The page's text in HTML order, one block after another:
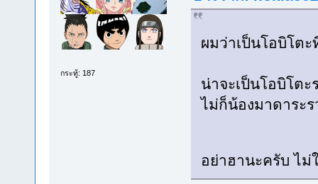
กระทู้: 187
ผมว่าเป็นโอบิโต
น่าจะเป็นโอบิโต
ไม่ก็น้องมาดาระ
อย่าฮานะครับ ไม่